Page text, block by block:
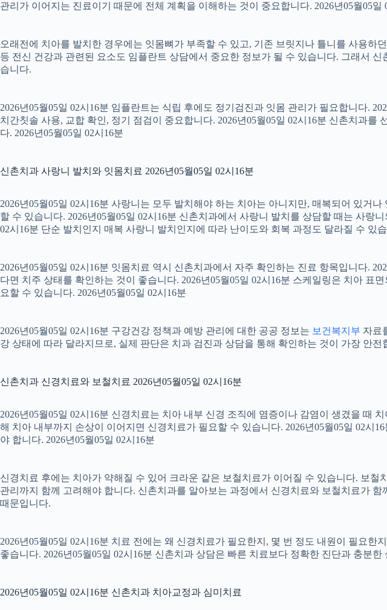
관리가 이어지는 진료이기 때문에 전체 계획을 이해하는 것이 중요합니다. 2026년05월05일
오래전에 치아를 발치한 경우에는 잇몸뼈가 부족할 수 있고, 기존 브릿지나 틀니를 사용
등 전신 건강과 관련된 요소도 임플란트 상담에서 중요한 정보가 될 수 있습니다. 그래서
습니다.
2026년05월05일 02시16분 임플란트는 식립 후에도 정기검진과 잇몸 관리가 필요합니다.
치간칫솔 사용, 교합 확인, 정기 점검이 중요합니다. 2026년05월05일 02시16분 신촌치과
다. 2026년05월05일 02시16분
신촌치과 사랑니 발치와 잇몸치료 2026년05월05일 02시16분
2026년05월05일 02시16분 사랑니는 모두 발치해야 하는 치아는 아니지만, 매복되어 있거
할 수 있습니다. 2026년05월05일 02시16분 신촌치과에서 사랑니 발치를 상담할 때는 사랑
02시16분 단순 발치인지 매복 사랑니 발치인지에 따라 난이도와 회복 과정도 달라질 수 있
2026년05월05일 02시16분 잇몸치료 역시 신촌치과에서 자주 확인하는 진료 항목입니다.
다면 치주 상태를 확인하는 것이 좋습니다. 2026년05월05일 02시16분 스케일링은 치아
요할 수 있습니다. 2026년05월05일 02시16분
2026년05월05일 02시16분 구강건강 정책과 예방 관리에 대한 공공 정보는 보건복지부 자료
강 상태에 따라 달라지므로, 실제 판단은 치과 검진과 상담을 통해 확인하는 것이 가장 안전
신촌치과 신경치료와 보철치료 2026년05월05일 02시16분
2026년05월05일 02시16분 신경치료는 치아 내부 신경 조직에 염증이나 감염이 생겼을 때
해 치아 내부까지 손상이 이어지면 신경치료가 필요할 수 있습니다. 2026년05월05일 02
야 합니다. 2026년05월05일 02시16분
신경치료 후에는 치아가 약해질 수 있어 크라운 같은 보철치료가 이어질 수 있습니다. 보
관리까지 함께 고려해야 합니다. 신촌치과를 알아보는 과정에서 신경치료와 보철치료가
때문입니다.
2026년05월05일 02시16분 치료 전에는 왜 신경치료가 필요한지, 몇 번 정도 내원이 필요
좋습니다. 2026년05월05일 02시16분 신촌치과 상담은 빠른 치료보다 정확한 진단과 충분
2026년05월05일 02시16분 신촌치과 치아교정과 심미치료